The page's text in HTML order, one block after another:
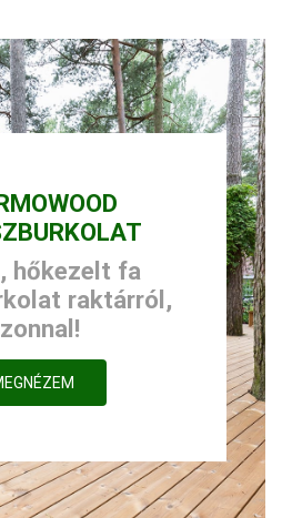
hőkezelt fa
raktárról,